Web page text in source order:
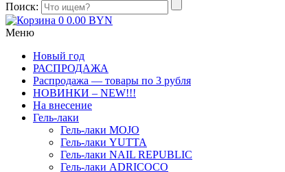
Поиск:
0 0.00 BYN
Меню
Новый год
РАСПРОДАЖА
Распродажа — товары по 3 рубля
НОВИНКИ – NEW!!!
На внесение
Гель-лаки
Гель-лаки MOJO
Гель-лаки YUTTA
Гель-лаки NAIL REPUBLIC
Гель-лаки ADRICOCO